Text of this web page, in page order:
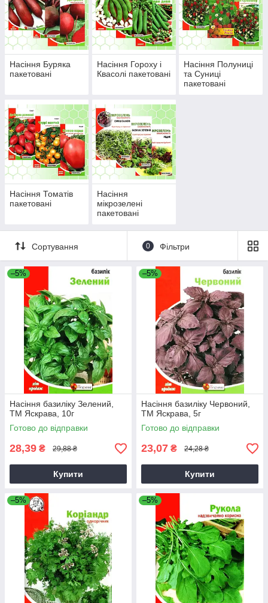
Насіння Буряка
пакетовані
Насіння Гороху і
Квасолі пакетовані
Насіння Полуниці
та Суниці
пакетовані
Насіння Томатів
пакетовані
Насіння
мікрозелені
пакетовані
Сортування 0 Фільтри
–5%
Насіння базиліку Зелений,
ТМ Яскрава, 10г
Готово до відправки
28,39 ₴ 29,88 ₴
Купити
–5%
Насіння базиліку Червоний,
ТМ Яскрава, 5г
Готово до відправки
23,07 ₴ 24,28 ₴
Купити
–5% –5%